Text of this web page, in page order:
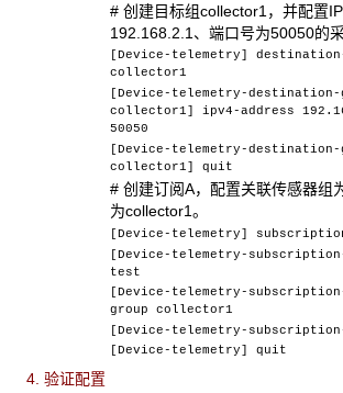
# 创建目标组collector1，并配置
192.168.2.1、端口号为50050的采
[Device-telemetry]
collector1
[Device-telemetry-destination-
collector1] ipv4-address
50050
[Device-telemetry-destination-
collector1] quit
# 创建订阅A，配置关联传感器组
为collector1。
[Device-telemetry]
[Device-telemetry-
test
[Device-telemetry-
group collector1
[Device-telemetry-
[Device-telemetry] quit
4. 验证配置